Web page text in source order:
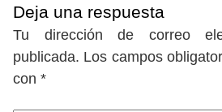
Deja una respuesta
Tu dirección de correo
publicada. Los campos
con *